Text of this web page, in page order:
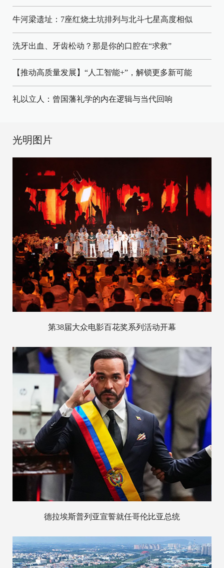
牛河梁遗址：7座红烧土坑排列与北斗七星高度相似
洗牙出血、牙齿松动？那是你的口腔在“求救”
【推动高质量发展】“人工智能+”，解锁更多新可能
礼以立人：曾国藩礼学的内在逻辑与当代回响
光明图片
第38届大众电影百花奖系列活动开幕
德拉埃斯普列亚宣誓就任哥伦比亚总统